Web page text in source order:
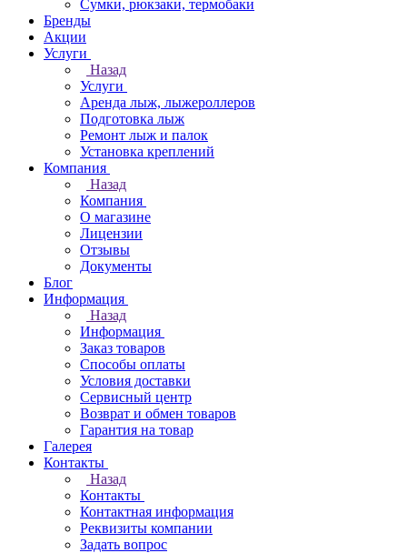
Сумки, рюкзаки, термобаки
Бренды
Акции
Услуги
Назад
Услуги
Аренда лыж, лыжероллеров
Подготовка лыж
Ремонт лыж и палок
Установка креплений
Компания
Назад
Компания
О магазине
Лицензии
Отзывы
Документы
Блог
Информация
Назад
Информация
Заказ товаров
Способы оплаты
Условия доставки
Сервисный центр
Возврат и обмен товаров
Гарантия на товар
Галерея
Контакты
Назад
Контакты
Контактная информация
Реквизиты компании
Задать вопрос